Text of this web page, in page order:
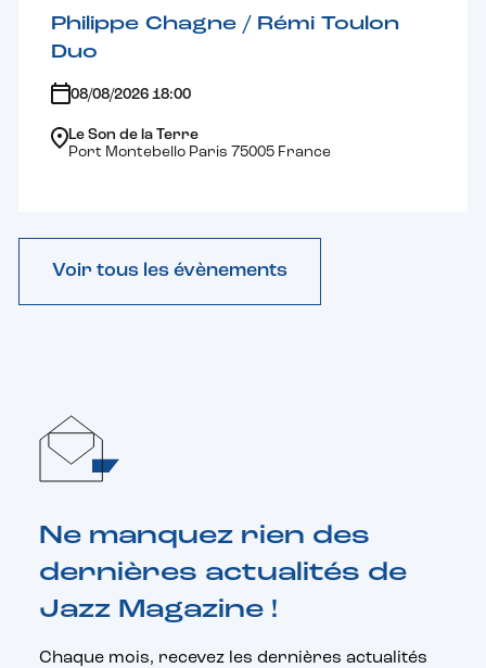
Philippe Chagne / Rémi Toulon
Duo
08/08/2026 18:00
Le Son de la Terre
Port Montebello Paris 75005 France
Voir tous les évènements
Ne manquez rien des
dernières actualités de
Jazz Magazine !
Chaque mois, recevez les dernières actualités